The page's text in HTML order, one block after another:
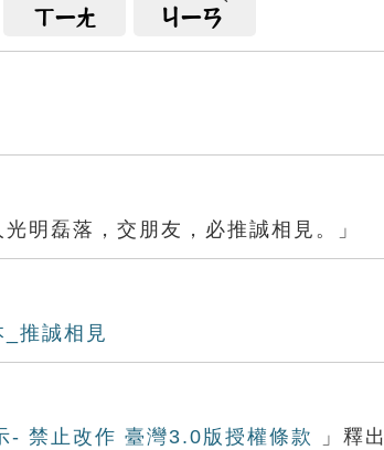
ㄒㄧㄤ ㄐㄧㄢ
明磊落，交朋友，必推誠相見。」
推誠相見
- 禁止改作 臺灣3.0版授權條款 」釋出